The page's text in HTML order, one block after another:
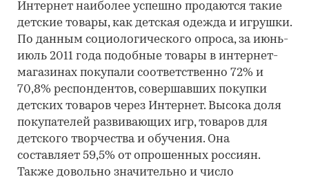
Интернет наиболее успешно продаются такие
детские товары, как детская одежда и игрушки.
По данным социологического опроса, за июнь-
июль 2011 года подобные товары в интернет-
магазинах покупали соответственно 72% и
70,8% респондентов, совершавших покупки
детских товаров через Интернет. Высока доля
покупателей развивающих игр, товаров для
детского творчества и обучения. Она
составляет 59,5% от опрошенных россиян.
Также довольно значительно и число